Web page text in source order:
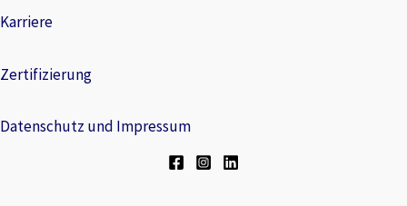
Karriere
Zertifizierung
Datenschutz und Impressum